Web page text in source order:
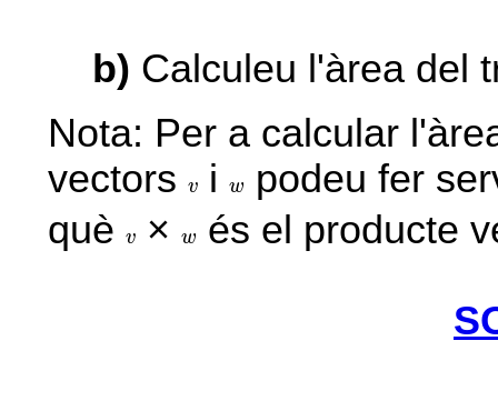
b) Calculeu l'àrea del
Nota: Per a calcular
vectors
v
v i w
w
podeu fer
què
v
v × w
w és el producte